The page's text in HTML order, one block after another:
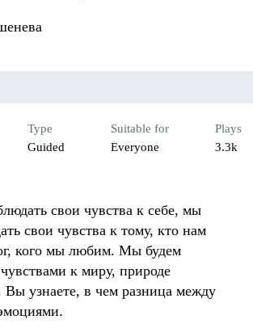
Type
Guided
Suitable for
Everyone
Plays
3.3k
свои чувства к себе, мы
свои чувства к тому, кто нам
кого мы любим. Мы будем
к миру, природе
Вы узнаете, в чем разница между